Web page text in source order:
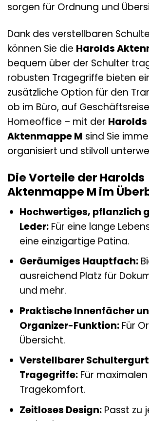
sorgen für Ordnung und
Dank des verstellbaren
können Sie die Harolds
bequem über der Schulter
robusten Tragegriffe bieten
zusätzliche Option für den
ob im Büro, auf
Homeoffice – mit der Harolds
Aktenmappe M sind Sie
organisiert und stilvoll
Die Vorteile der Harolds
Aktenmappe M im
Hochwertiges, pflanzlich
Leder:Für eine lange
eine einzigartige Patina.
Geräumiges Hauptfach:
ausreichend Platz für
und mehr.
Praktische Innenfächer
Organizer-Funktion:Für
Übersicht.
Verstellbarer
Tragegriffe:Für maximalen
Tragekomfort.
Zeitloses Design:Passt zu